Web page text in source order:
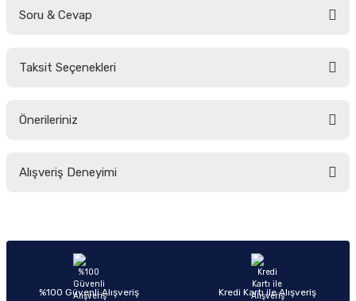
Soru & Cevap
Taksit Seçenekleri
Önerileriniz
yetersiz gördüğünüz noktaları öneri formunu kullanarak tarafımıza
Ürün açıklamasında eksik bilgiler bulunuyor.
Ürün bilgilerinde hatalar bulunuyor.
Alışveriş Deneyimi
Sitemize ilk yorumu siz yapın!
%100 Güvenli Alışveriş Kredi Kartı ile Alışveriş